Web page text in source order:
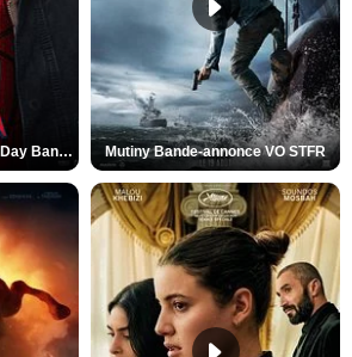
Spider-Man: Brand New Day Bande-annonce VO STFR Mutiny Bande-annonce VO STFR